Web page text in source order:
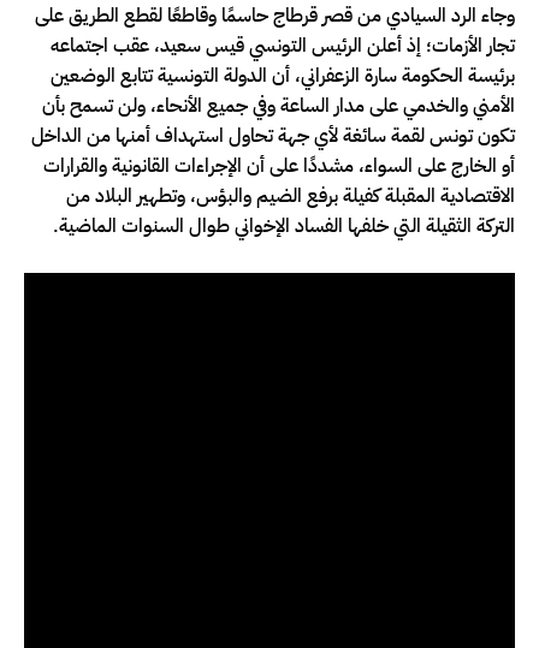
وجاء الرد السيادي من قصر قرطاج حاسمًا وقاطعًا لقطع الطريق على
تجار الأزمات؛ إذ أعلن الرئيس التونسي قيس سعيد، عقب اجتماعه
برئيسة الحكومة سارة الزعفراني، أن الدولة التونسية تتابع الوضعين
الأمني والخدمي على مدار الساعة وفي جميع الأنحاء، ولن تسمح بأن
تكون تونس لقمة سائغة لأي جهة تحاول استهداف أمنها من الداخل
أو الخارج على السواء، مشددًا على أن الإجراءات القانونية والقرارات
الاقتصادية المقبلة كفيلة برفع الضيم والبؤس، وتطهير البلاد من
التركة الثقيلة التي خلفها الفساد الإخواني طوال السنوات الماضية.